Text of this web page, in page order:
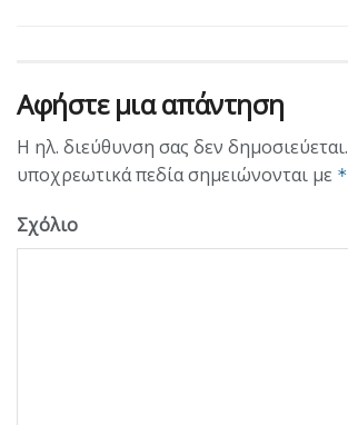
Αφήστε μια απάντηση
Η ηλ. διεύθυνση σας δεν δημοσιεύεται.
υποχρεωτικά πεδία σημειώνονται με *
Σχόλιο